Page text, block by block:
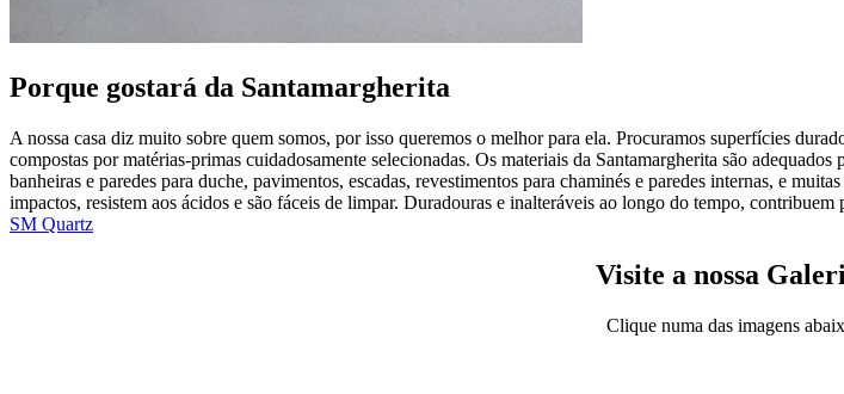
Porque gostará da Santamargherita
A nossa casa diz muito sobre quem somos, por isso queremos o melhor para ela. Procuramos superfícies
compostas por matérias-primas cuidadosamente selecionadas. Os materiais da Santamargherita são
banheiras e paredes para duche, pavimentos, escadas, revestimentos para chaminés e paredes internas, e
impactos, resistem aos ácidos e são fáceis de limpar. Duradouras e inalteráveis ao longo do tempo,
SM Quartz
Visite a nossa
Clique numa das imagens